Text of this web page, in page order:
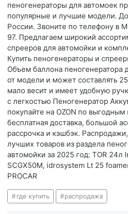
пеногенераторы для автомоек
популярные и лучшие модели.
России. Звоните по телефону в
97. Предлагаем широкий
спрееров для автомойки и
Купить пеногенераторы и
Объем баллона пеногенератора
от модели и может составлять
мало весит и имеет удобную
с легкостью Пеногенератор
покупайте на OZON по
бесплатная доставка, большой
рассрочка и кэшбэк.
лучших товаров из раздела
автомойки за 2025 год: TOR 24л
SCGX50M, idrosystem Lt 25
PROCAR
где купить распродажа